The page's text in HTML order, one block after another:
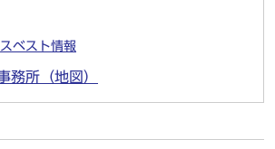
ベスト情報
務所（地図）